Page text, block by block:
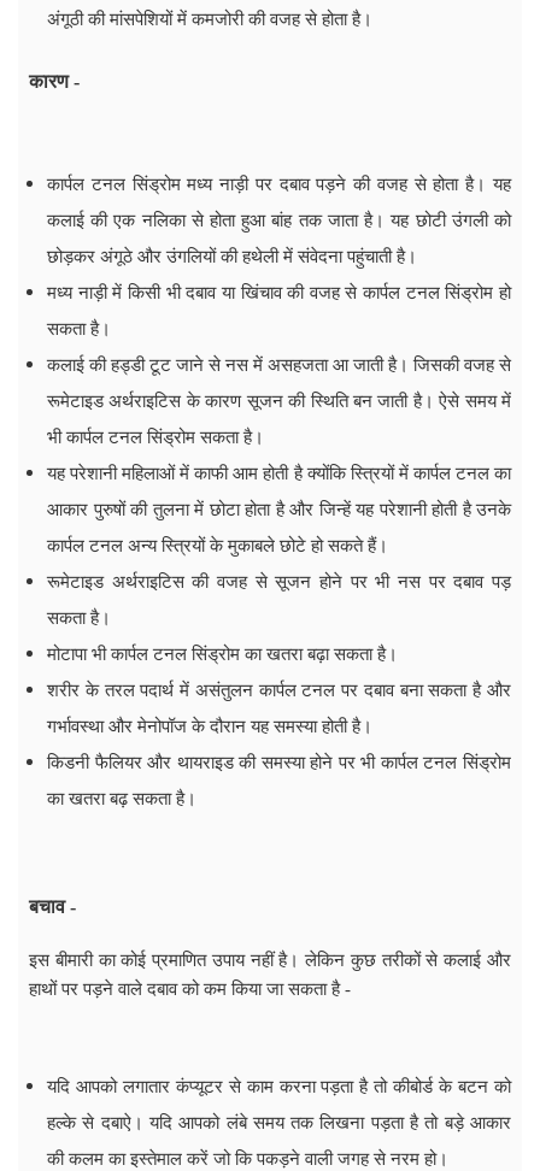
अंगूठी की मांसपेशियों में कमजोरी की वजह से होता है।
कारण -
कार्पल टनल सिंड्रोम मध्य नाड़ी पर दबाव पड़ने की वजह से होता है। यह
कलाई की एक नलिका से होता हुआ बांह तक जाता है। यह छोटी उंगली को
छोड़कर अंगूठे और उंगलियों की हथेली में संवेदना पहुंचाती है।
मध्य नाड़ी में किसी भी दबाव या खिंचाव की वजह से कार्पल टनल सिंड्रोम हो
सकता है।
कलाई की हड्डी टूट जाने से नस में असहजता आ जाती है। जिसकी वजह से
रूमेटाइड अर्थराइटिस के कारण सूजन की स्थिति बन जाती है। ऐसे समय में
भी कार्पल टनल सिंड्रोम सकता है।
यह परेशानी महिलाओं में काफी आम होती है क्योंकि स्त्रियों में कार्पल टनल का
आकार पुरुषों की तुलना में छोटा होता है और जिन्हें यह परेशानी होती है उनके
कार्पल टनल अन्य स्त्रियों के मुकाबले छोटे हो सकते हैं।
रूमेटाइड अर्थराइटिस की वजह से सूजन होने पर भी नस पर दबाव पड़
सकता है।
मोटापा भी कार्पल टनल सिंड्रोम का खतरा बढ़ा सकता है।
शरीर के तरल पदार्थ में असंतुलन कार्पल टनल पर दबाव बना सकता है और
गर्भावस्था और मेनोपॉज के दौरान यह समस्या होती है।
किडनी फैलियर और थायराइड की समस्या होने पर भी कार्पल टनल सिंड्रोम
का खतरा बढ़ सकता है।
बचाव -
इस बीमारी का कोई प्रमाणित उपाय नहीं है। लेकिन कुछ तरीकों से कलाई और
हाथों पर पड़ने वाले दबाव को कम किया जा सकता है -
यदि आपको लगातार कंप्यूटर से काम करना पड़ता है तो कीबोर्ड के बटन को
हल्के से दबाऐ। यदि आपको लंबे समय तक लिखना पड़ता है तो बड़े आकार
की कलम का इस्तेमाल करें जो कि पकड़ने वाली जगह से नरम हो।